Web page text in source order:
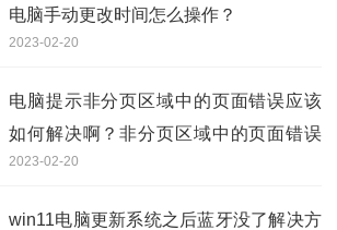
电脑手动更改时间怎么操作？
2023-02-20
电脑提示非分页区域中的页面错误应该
如何解决啊？非分页区域中的页面错误
修复方法介绍
2023-02-20
win11电脑更新系统之后蓝牙没了解决方